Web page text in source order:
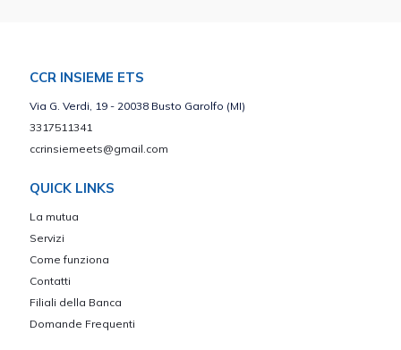
CCR INSIEME ETS
Via G. Verdi, 19 - 20038 Busto Garolfo (MI)
3317511341
ccrinsiemeets@gmail.com
QUICK LINKS
La mutua
Servizi
Come funziona
Contatti
Filiali della Banca
Domande Frequenti